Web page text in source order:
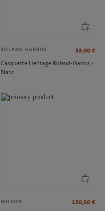
ROLAND GARROS 35,00 €
Casquette Heritage Roland-Garros -
Blanc
WILSON 150,00 €